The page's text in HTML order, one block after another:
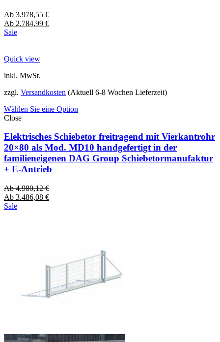
Ab3.978,55€
Ab 2.784,99 €
Sale
Quick view
inkl. MwSt.
zzgl. Versandkosten (Aktuell 6-8 Wochen Lieferzeit)
Wählen Sie eine Option
Close
Elektrisches Schiebetor freitragend mit Vierkantrohr
20×80 als Mod. MD10 handgefertigt in der
familieneigenen DAG Group Schiebetormanufaktur
+ E-Antrieb
Ab4.980,12€
Ab 3.486,08 €
Sale